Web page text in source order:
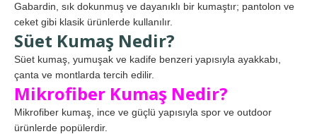
Gabardin, sık dokunmuş ve dayanıklı bir kumaştır; pantolon ve
ceket gibi klasik ürünlerde kullanılır.
Süet Kumaş Nedir?
Süet kumaş, yumuşak ve kadife benzeri yapısıyla ayakkabı,
çanta ve montlarda tercih edilir.
Mikrofiber Kumaş Nedir?
Mikrofiber kumaş, ince ve güçlü yapısıyla spor ve outdoor
ürünlerde popülerdir.